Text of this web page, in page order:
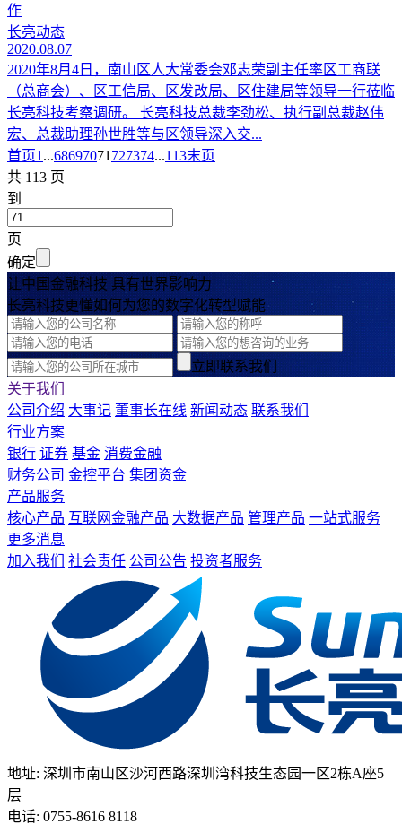
作
长亮动态
2020.08.07
2020年8月4日，南山区人大常委会邓志荣副主任率区工商联
（总商会）、区工信局、区发改局、区住建局等领导一行莅临
长亮科技考察调研。 长亮科技总裁李劲松、执行副总裁赵伟
宏、总裁助理孙世胜等与区领导深入交...
首页1 ...68697071 727374...113末页
共 113 页
到
页
确定
让中国金融科技 具有世界影响力
长亮科技更懂如何为您的数字化转型赋能
立即联系我们
关于我们
公司介绍 大事记 董事长在线 新闻动态 联系我们
行业方案
银行 证券 基金 消费金融
财务公司 金控平台 集团资金
产品服务
核心产品 互联网金融产品 大数据产品 管理产品 一站式服务
更多消息
加入我们
社会责任 公司公告 投资者服务
地址: 深圳市南山区沙河西路深圳湾科技生态园一区2栋A座5
层
电话: 0755-8616 8118